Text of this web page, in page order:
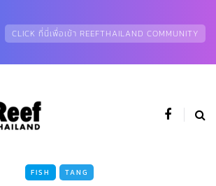
CLICK ที่นี่เพื่อเข้า REEFTHAILAND COMMUNITY
FISH TANG